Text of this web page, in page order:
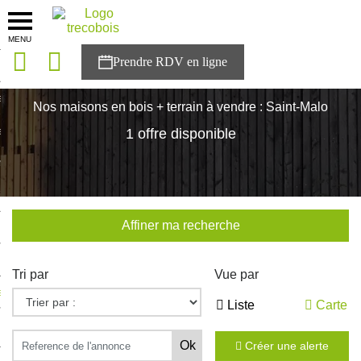
MENU
solutions
Trecobois
à NESTOR
Nos maisons en bois + terrain à vendre : Saint-Malo
1 offre disponible
Affiner ma recherche
Tri par Vue par
Liste Carte
Créer une alerte